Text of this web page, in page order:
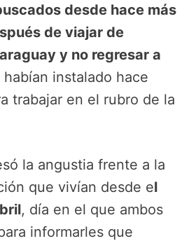
desde hace más
de viajar de
y no regresar a
instalado hace
trabajar en el rubro de la
la angustia frente a la
que vivían desde el
, día en el que ambos
informarles que